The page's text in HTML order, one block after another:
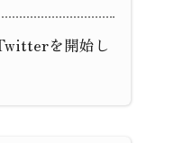
を開始し